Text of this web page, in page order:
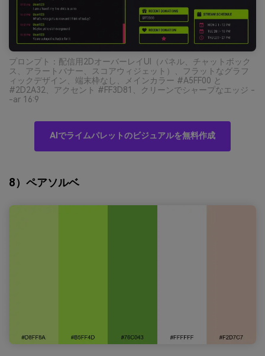
プロンプト：配信用2DオーバーレイUI（パネル、チャットボック
ス、アラートバナー、スコアウィジェット）、フラットなグラフ
ィックデザイン、端末枠なし、メインカラー #A5FF00 と
#2D2A32、アクセント #FF3D81、クリーンでシャープなエッジ -
-ar 16:9
AIでライムパレットのビジュアルを無料作成
8）ペアソルベ